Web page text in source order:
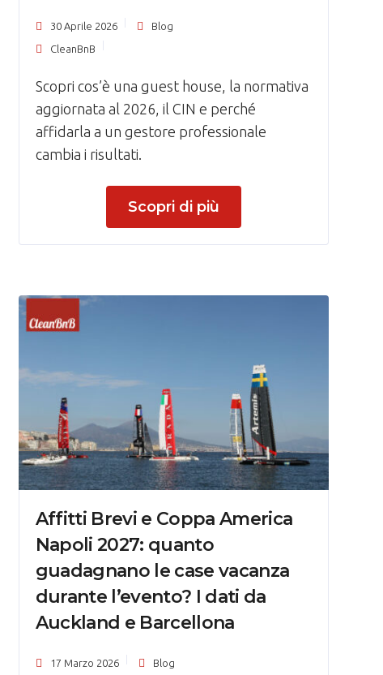
30 Aprile 2026
Blog
CleanBnB
Scopri cos’è una guest house, la normativa
aggiornata al 2026, il CIN e perché
affidarla a un gestore professionale
cambia i risultati.
Scopri di più
Affitti Brevi e Coppa America
Napoli 2027: quanto
guadagnano le case vacanza
durante l’evento? I dati da
Auckland e Barcellona
17 Marzo 2026
Blog